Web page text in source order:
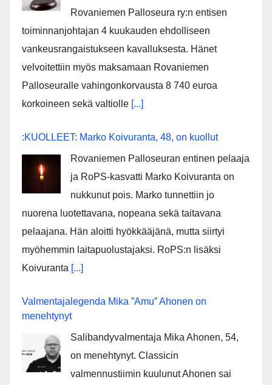
Rovaniemen Palloseura ry:n entisen
toiminnanjohtajan 4 kuukauden ehdolliseen
vankeusrangaistukseen kavalluksesta. Hänet
velvoitettiin myös maksamaan Rovaniemen
Palloseuralle vahingonkorvausta 8 740 euroa
korkoineen sekä valtiolle [...]
:KUOLLEET: Marko Koivuranta, 48, on kuollut
Rovaniemen Palloseuran entinen pelaaja
ja RoPS-kasvatti Marko Koivuranta on
nukkunut pois. Marko tunnettiin jo
nuorena luotettavana, nopeana sekä taitavana
pelaajana. Hän aloitti hyökkääjänä, mutta siirtyi
myöhemmin laitapuolustajaksi. RoPS:n lisäksi
Koivuranta [...]
Valmentajalegenda Mika ”Amu” Ahonen on
menehtynyt
Salibandyvalmentaja Mika Ahonen, 54,
on menehtynyt. Classicin
valmennustiimin kuulunut Ahonen sai